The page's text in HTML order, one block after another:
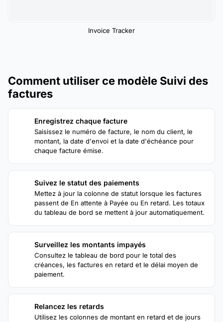
Invoice Tracker
Comment utiliser ce modèle Suivi des
factures
Enregistrez chaque facture
Saisissez le numéro de facture, le nom du client, le
montant, la date d'envoi et la date d'échéance pour
chaque facture émise.
Suivez le statut des paiements
Mettez à jour la colonne de statut lorsque les factures
passent de En attente à Payée ou En retard. Les totaux
du tableau de bord se mettent à jour automatiquement.
Surveillez les montants impayés
Consultez le tableau de bord pour le total des
créances, les factures en retard et le délai moyen de
paiement.
Relancez les retards
Utilisez les colonnes de montant en retard et de jours